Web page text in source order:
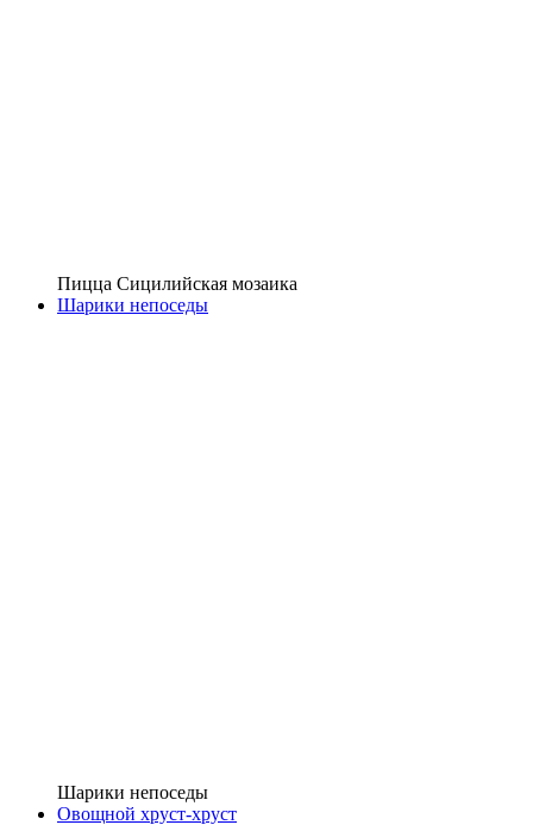
Пицца Сицилийская мозаика
Шарики непоседы
Шарики непоседы
Овощной хруст-хруст